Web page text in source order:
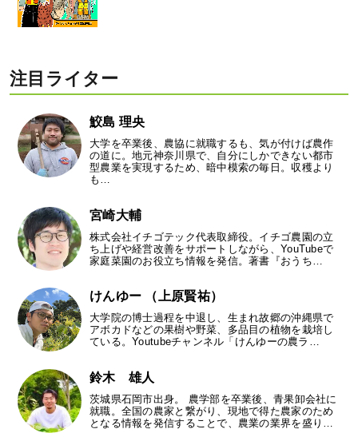
注目ライター
鮫島 理央
大学を卒業後、農協に就職するも、気が付けば農作
の道に。地元神奈川県で、自分にしかできない都市
型農業を実現するため、暗中模索の毎日。収穫より
も…
宮崎大輔
株式会社イチゴテック代表取締役。イチゴ農園の立
ち上げや経営改善をサポートしながら、YouTubeで
家庭菜園のお役立ち情報を発信。著書『おうち…
けんゆー （上原賢祐）
大学院の博士過程を中退し、生まれ故郷の沖縄県で
アボカドなどの果樹や野菜、多品目の植物を栽培し
ている。Youtubeチャンネル「けんゆーの農ラ…
鈴木 雄人
茨城県石岡市出身。 農学部を卒業後、青果卸会社に
就職。全国の農家と繋がり、現地で得た農家のため
となる情報を発信することで、農業の業界を盛り…